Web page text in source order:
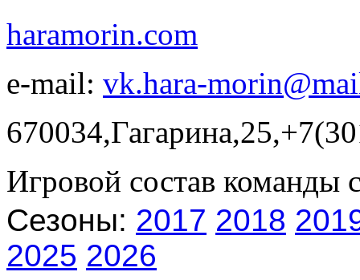
haramorin.com
e-mail: vk.hara-
Игровой состав команды
Сезоны: 2017 2018
2025 2026